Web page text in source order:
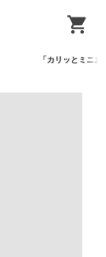
「カリッとミニおかき」が紀